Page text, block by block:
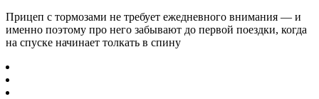
Прицеп с тормозами не требует ежедневного внимания — и
именно поэтому про него забывают до первой поездки, когда
на спуске начинает толкать в спину